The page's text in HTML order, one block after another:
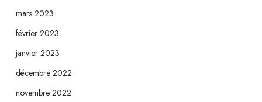
mars 2023
février 2023
janvier 2023
décembre 2022
novembre 2022